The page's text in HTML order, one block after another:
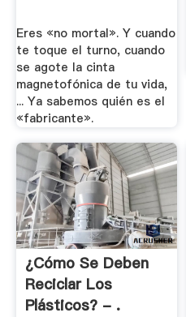
Eres «no mortal». Y cuando
te toque el turno, cuando
se agote la cinta
magnetofónica de tu vida,
... Ya sabemos quién es el
«fabricante».
¿Cómo Se Deben
Reciclar Los
Plásticos? - .